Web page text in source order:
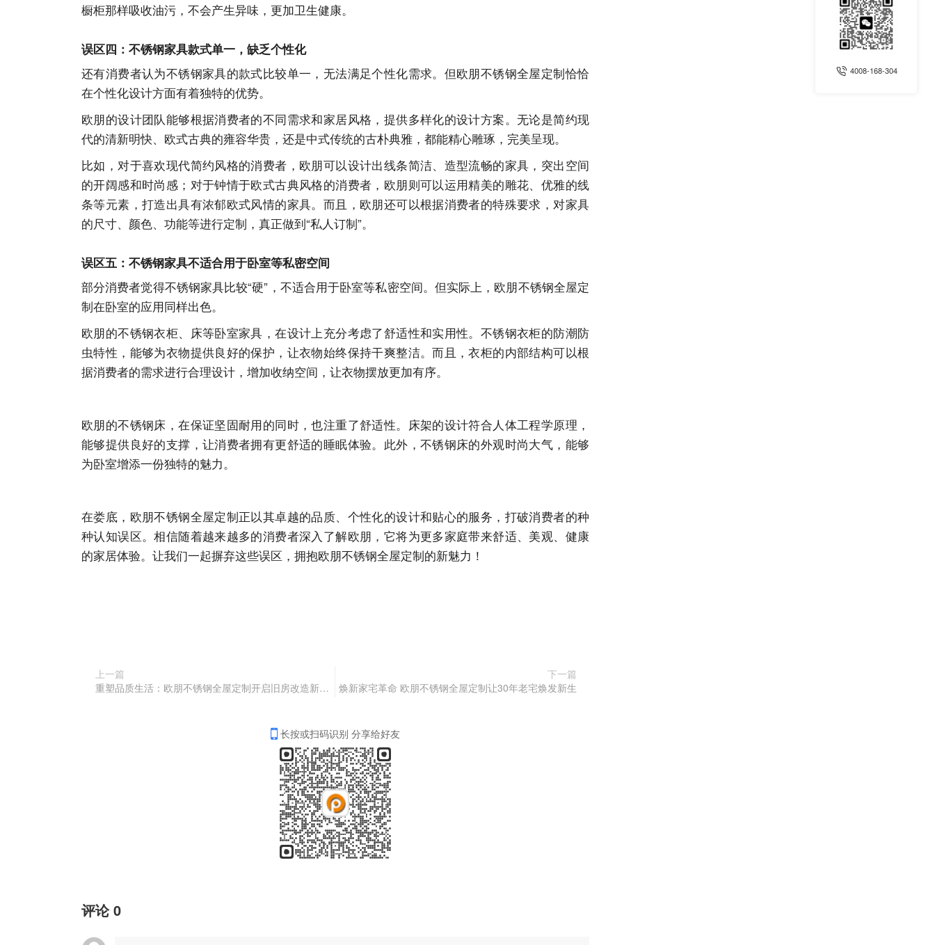
橱柜那样吸收油污，不会产生异味，更加卫生健康。
误区四：不锈钢家具款式单一，缺乏个性化
还有消费者认为不锈钢家具的款式比较单一，无法满足个性化需求。但欧朋不锈钢全屋定制恰恰
在个性化设计方面有着独特的优势。
欧朋的设计团队能够根据消费者的不同需求和家居风格，提供多样化的设计方案。无论是简约现
代的清新明快、欧式古典的雍容华贵，还是中式传统的古朴典雅，都能精心雕琢，完美呈现。
比如，对于喜欢现代简约风格的消费者，欧朋可以设计出线条简洁、造型流畅的家具，突出空间
的开阔感和时尚感；对于钟情于欧式古典风格的消费者，欧朋则可以运用精美的雕花、优雅的线
条等元素，打造出具有浓郁欧式风情的家具。而且，欧朋还可以根据消费者的特殊要求，对家具
的尺寸、颜色、功能等进行定制，真正做到“私人订制”。
误区五：不锈钢家具不适合用于卧室等私密空间
部分消费者觉得不锈钢家具比较“硬”，不适合用于卧室等私密空间。但实际上，欧朋不锈钢全屋定
制在卧室的应用同样出色。
欧朋的不锈钢衣柜、床等卧室家具，在设计上充分考虑了舒适性和实用性。不锈钢衣柜的防潮防
虫特性，能够为衣物提供良好的保护，让衣物始终保持干爽整洁。而且，衣柜的内部结构可以根
据消费者的需求进行合理设计，增加收纳空间，让衣物摆放更加有序。
欧朋的不锈钢床，在保证坚固耐用的同时，也注重了舒适性。床架的设计符合人体工程学原理，
能够提供良好的支撑，让消费者拥有更舒适的睡眠体验。此外，不锈钢床的外观时尚大气，能够
为卧室增添一份独特的魅力。
在娄底，欧朋不锈钢全屋定制正以其卓越的品质、个性化的设计和贴心的服务，打破消费者的种
种认知误区。相信随着越来越多的消费者深入了解欧朋，它将为更多家庭带来舒适、美观、健康
的家居体验。让我们一起摒弃这些误区，拥抱欧朋不锈钢全屋定制的新魅力！
上一篇
重塑品质生活：欧朋不锈钢全屋定制开启旧房改造新纪元
下一篇
焕新家宅革命 欧朋不锈钢全屋定制让30年老宅焕发新生
长按或扫码识别 分享给好友
评论0
4008-168-304